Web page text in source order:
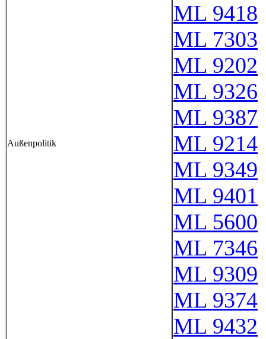
Außenpolitik
ML 9418
ML 7303
ML 9202
ML 9326
ML 9387
ML 9214
ML 9349
ML 9401
ML 5600
ML 7346
ML 9309
ML 9374
ML 9432